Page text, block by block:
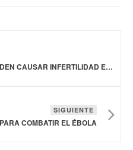
INFECCIONES ÍNTIMAS PUEDEN CAUSAR INFERTILIDAD EN UNA DE CADA CUATRO MUJERES
SIGUIENTE
COMBATIR EL ÉBOLA